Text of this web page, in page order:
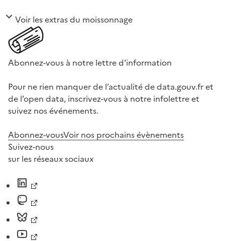
Voir les extras du moissonnage
Abonnez-vous à notre lettre d'information
Pour ne rien manquer de l’actualité de data.gouv.fr et
de l’open data, inscrivez-vous à notre infolettre et
suivez nos événements.
Abonnez-vousVoir nos prochains évènements
Suivez-nous
sur les réseaux sociaux